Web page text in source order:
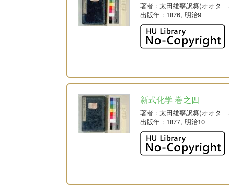
著者 : 太田雄寧訳纂(オオタ
出版年 : 1876, 明治9
新式化学 巻之四
著者 : 太田雄寧訳纂(オオタ
出版年 : 1877, 明治10